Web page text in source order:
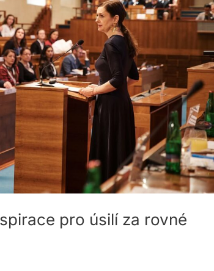
pro úsilí za rovné